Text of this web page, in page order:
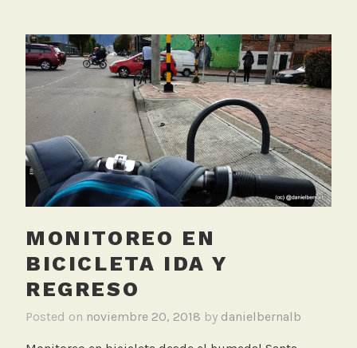
g
e
c
i
c
t
a
,
C
i
MONITOREO EN
BICICLETA IDA Y
REGRESO
Posted on noviembre 20, 2018 by danielbernalb